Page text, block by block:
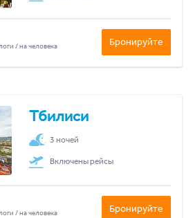
/ на человека Бронируйте
Тбилиси
3 ночей
Включены рейсы
/ на человека Бронируйте